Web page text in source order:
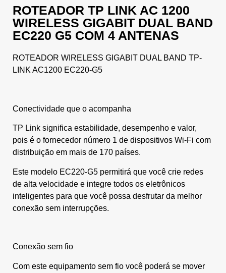
ROTEADOR TP LINK AC 1200
WIRELESS GIGABIT DUAL BAND
EC220 G5 COM 4 ANTENAS
ROTEADOR WIRELESS GIGABIT DUAL BAND TP-
LINK AC1200 EC220-G5
Conectividade que o acompanha
TP Link significa estabilidade, desempenho e valor,
pois é o fornecedor número 1 de dispositivos Wi-Fi com
distribuição em mais de 170 países.
Este modelo EC220-G5 permitirá que você crie redes
de alta velocidade e integre todos os eletrônicos
inteligentes para que você possa desfrutar da melhor
conexão sem interrupções.
Conexão sem fio
Com este equipamento sem fio você poderá se mover